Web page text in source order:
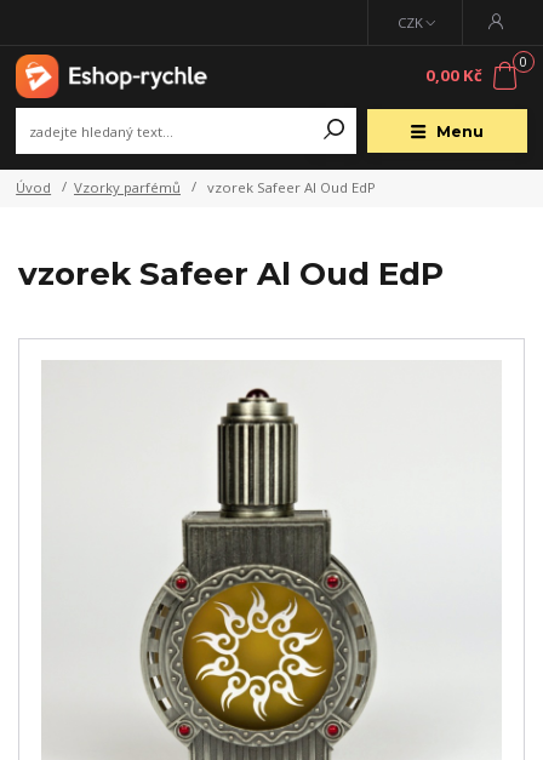
Menu
CZK
0
0,00 Kč
Úvod Vzorky parfémů vzorek Safeer Al Oud EdP
vzorek Safeer Al Oud EdP